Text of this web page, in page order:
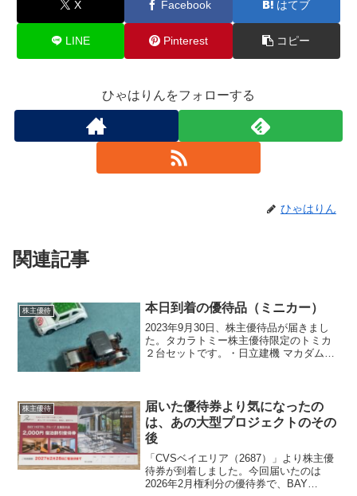
X Facebook はてブ
LINE Pinterest コピー
ひゃはりんをフォローする
ひゃはりん
関連記事
株主優待 本日到着の優待品（ミニカー）
2023年9月30日、株主優待品が届きまし
た。タカラトミー株主優待限定のトミカ
２台セットです。・日立建機 マカダムロ
株主優待
届いた優待券より気になったの
は、あの大型プロジェクトのその
後
「CVSベイエリア（2687）」より株主優
待券が到着しました。今回届いたのは
2026年2月権利分の優待券で、BAY